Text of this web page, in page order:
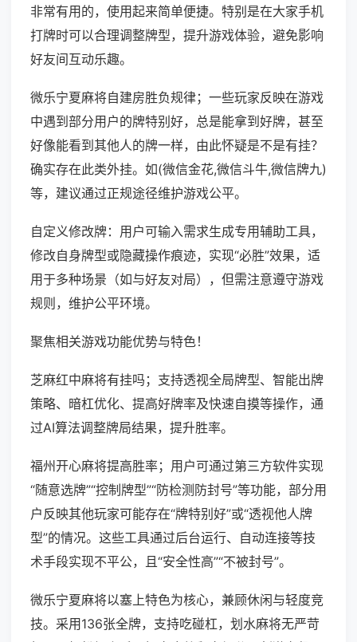
非常有用的，使用起来简单便捷。特别是在大家手机
打牌时可以合理调整牌型，提升游戏体验，避免影响
好友间互动乐趣。
微乐宁夏麻将自建房胜负规律；一些玩家反映在游戏
中遇到部分用户的牌特别好，总是能拿到好牌，甚至
好像能看到其他人的牌一样，由此怀疑是不是有挂？
确实存在此类外挂。如(微信金花,微信斗牛,微信牌九)
等，建议通过正规途径维护游戏公平。
自定义修改牌：用户可输入需求生成专用辅助工具，
修改自身牌型或隐藏操作痕迹，实现“必胜”效果，适
用于多种场景（如与好友对局），但需注意遵守游戏
规则，维护公平环境。
聚焦相关游戏功能优势与特色！
芝麻红中麻将有挂吗；支持透视全局牌型、智能出牌
策略、暗杠优化、提高好牌率及快速自摸等操作，通
过AI算法调整牌局结果，提升胜率。
福州开心麻将提高胜率；用户可通过第三方软件实现
“随意选牌”“控制牌型”“防检测防封号”等功能，部分用
户反映其他玩家可能存在“牌特别好”或“透视他人牌
型”的情况。这些工具通过后台运行、自动连接等技
术手段实现不平公，且“安全性高”“不被封号”。
微乐宁夏麻将以塞上特色为核心，兼顾休闲与轻度竞
技。采用136张全牌，支持吃碰杠，划水麻将无严苛